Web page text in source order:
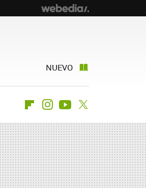
NUEVO
FlipboardInstagramYoutube